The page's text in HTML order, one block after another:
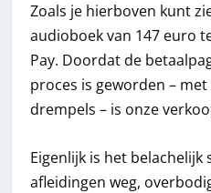
Zoals je hierboven kunt
audioboek van 147 euro
Pay. Doordat de
proces is geworden –
drempels – is onze
Eigenlijk is het belachelijk
afleidingen weg,